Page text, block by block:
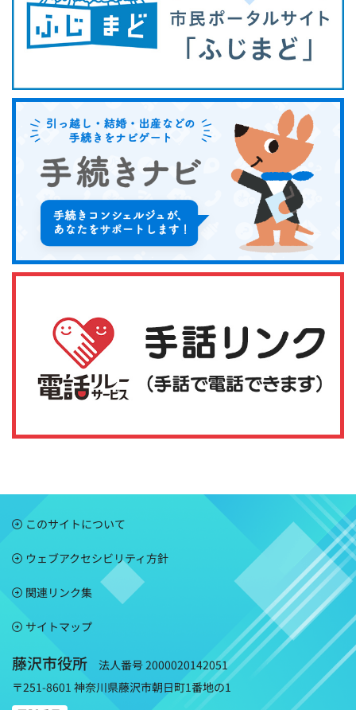
このサイトについて
ウェブアクセシビリティ方針
関連リンク集
サイトマップ
藤沢市役所
法人番号 2000020142051
〒251-8601 神奈川県藤沢市朝日町1番地の1